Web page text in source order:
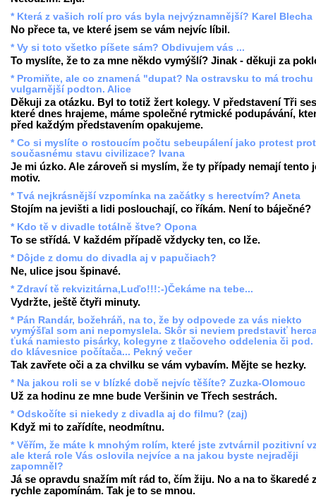
* Která z vašich rolí pro vás byla nejvýznamnější? Karel Blecha
No přece ta, ve které jsem se vám nejvíc líbil.
* Vy si toto všetko píšete sám? Obdivujem vás ...
To myslíte, že to za mne někdo vymýšlí? Jinak - děkuji za
* Promiňte, ale co znamená "dupat? Na ostravsku to má trochu
vulgarnější podton. Alice
Děkuji za otázku. Byl to totiž žert kolegy. V představení Tři
které dnes hrajeme, máme společné rytmické podupávání,
před každým představením opakujeme.
* Co si myslíte o rostoucím počtu sebeupálení jako protest
současnému stavu civilizace? Ivana
Je mi úzko. Ale zároveň si myslím, že ty případy nemají tento
motiv.
* Tvá nejkrásnější vzpomínka na začátky s herectvím? Aneta
Stojím na jevišti a lidi poslouchají, co říkám. Není to báječné?
* Kdo tě v divadle totálně štve? Opona
To se střídá. V každém případě vždycky ten, co lže.
* Dôjde z domu do divadla aj v papučiach?
Ne, ulice jsou špinavé.
* Zdraví tě rekvizitárna,Luďo!!!:-)Čekáme na tebe...
Vydržte, ještě čtyři minuty.
* Pán Randár, božehráň, na to, že by odpovede za vás niekto
vymýšľal som ani nepomyslela. Skôr si neviem predstaviť
ťuká namiesto pisárky, kolegyne z tlačoveho oddelenia či pod.
do klávesnice počítača... Pekný večer
Tak zavřete oči a za chvilku se vám vybavím. Mějte se hezky.
* Na jakou roli se v blízké době nejvíc těšíte? Zuzka-Olomouc
Už za hodinu ze mne bude Veršinin ve Třech sestrách.
* Odskočíte si niekedy z divadla aj do filmu? (zaj)
Když mi to zařídíte, neodmítnu.
* Věřím, že máte k mnohým rolím, které jste zvtvárnil pozitivní
ale která role Vás oslovila nejvíce a na jakou byste nejraději
zapomněl?
Já se opravdu snažím mít rád to, čím žiju. No a na to škaredé
rychle zapomínám. Tak je to se mnou.